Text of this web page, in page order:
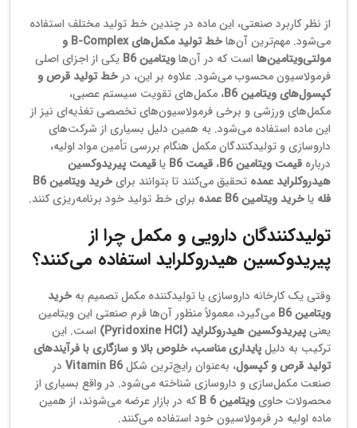
از نظر کاربرد صنعتی، این ماده در چندین خط تولید مختلف استفاده
می‌شود. مهم‌ترین آن‌ها
خط تولید مکمل‌های B‑Complex و
مولتی‌ویتامین‌ها است که در آن‌هاویتامین B6
یکی از اجزای اصلی
فرمولاسیون محسوب می‌شود. علاوه بر این، در خط تولید قرص و
کپسول‌های ویتامین B6
، مکمل‌های تقویت سیستم عصبی،
مکمل‌های ورزشی و برخی فرمولاسیون‌های تخصصی تغذیه‌ای نیز از
این ماده استفاده می‌شود. به همین دلیل بسیاری از شرکت‌های
داروسازی و تولیدکنندگان مکمل هنگام بررسی تأمین مواد اولیه،
درباره قیمت ویتامین B6 ، قیمت B6 یاقیمت پیریدوکسین
هیدروکلراید عمده تحقیق می‌کنند تا بتوانند برای
خرید ویتامین B6
فله یاخرید ویتامین B6 عمده برای خط تولید خود برنامه‌ریزی کنند.
تولیدکنندگان دارویی و مکمل چرا از
پیریدوکسین هیدروکلراید استفاده می‌کنند؟
وقتی یک کارخانه داروسازی یا تولیدکننده مکمل تصمیم به خرید
ویتامین B6
می‌گیرد، معمولاً منظور آن‌ها فرم صنعتی این ویتامین
یعنیپیریدوکسین هیدروکلراید (Pyridoxine HCl)
است. این
ترکیب به دلیلپایداری مناسب، خلوص بالا و سازگاری با فرآیندهای
تولید قرص و کپسول، به‌عنوان رایج‌ترین شکلVitamin B6 در
صنعت مکمل‌سازی و داروسازی شناخته می‌شود. در واقع بسیاری از
محصولات حاویویتامین B 6
که در بازار عرضه می‌شوند، از همین
ماده اولیه در فرمولاسیون خود استفاده می‌کنند.